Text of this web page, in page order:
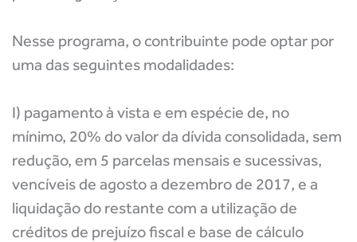
Nesse programa, o contribuinte pode optar por
uma das seguintes modalidades:
I) pagamento à vista e em espécie de, no
mínimo, 20% do valor da dívida consolidada, sem
redução, em 5 parcelas mensais e sucessivas,
vencíveis de agosto a dezembro de 2017, e a
liquidação do restante com a utilização de
créditos de prejuízo fiscal e base de cálculo